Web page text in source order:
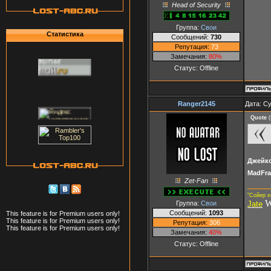
Статистика
This feature is for Premium users only!
This feature is for Premium users only!
This feature is for Premium users only!
Head of Security
Группа: Свои
Сообщений: 730
Репутация: 73
Замечания: 80%
Статус: Offline
Ranger2145 Дата:
Zet-Fan
Группа: Свои
Сообщений: 1093
Репутация: 306
Замечания: 40%
Статус: Offline
Quote (
"Сойер
Jate